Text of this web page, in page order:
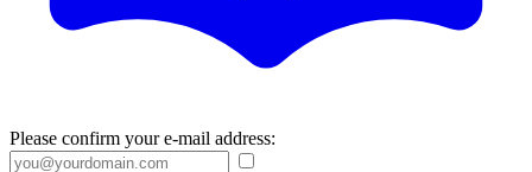
Please confirm your e-mail address: